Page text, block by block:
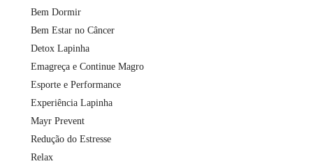
Bem Dormir
Bem Estar no Câncer
Detox Lapinha
Emagreça e Continue Magro
Esporte e Performance
Experiência Lapinha
Mayr Prevent
Redução do Estresse
Relax